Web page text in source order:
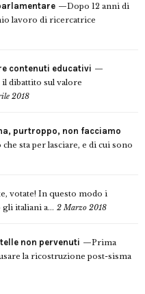
Dopo 12 anni di
lavoro di ricercatrice
contenuti educativi
il dibattito sul valore
2018
purtroppo, non facciamo
sta per lasciare, e di cui sono
votate! In questo modo i
italiani a... 2 Marzo 2018
non pervenuti
Prima
la ricostruzione post-sisma